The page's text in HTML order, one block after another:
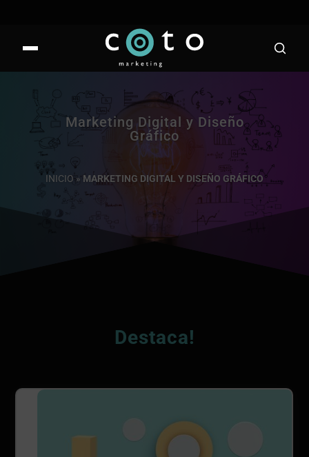
Marketing Digital y Diseño
Gráfico
INICIO » MARKETING DIGITAL Y DISEÑO GRÁFICO
Destaca!